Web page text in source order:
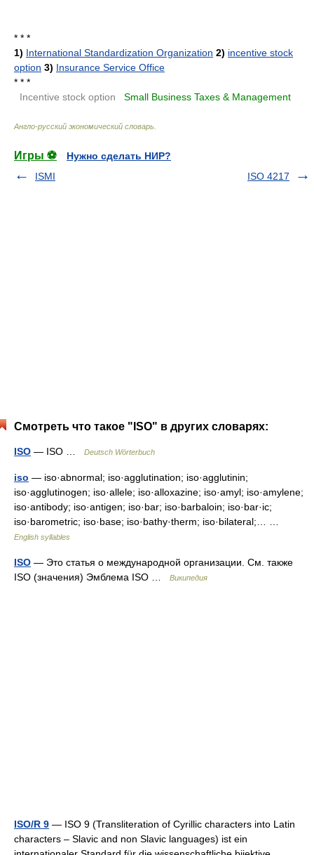
* * *
1) International Standardization Organization 2) incentive stock
option 3) Insurance Service Office
* * *
Incentive stock option Small Business Taxes & Management
Англо-русский экономический словарь
Игры ⚽
Нужно сделать НИР?
ISMI
ISO 4217
Смотреть что такое "ISO" в других словарях:
ISO — ISO … Deutsch Wörterbuch
iso — iso·abnormal; iso·agglutination; iso·agglutinin;
iso·agglutinogen; iso·allele; iso·alloxazine; iso·amyl; iso·amylene;
iso·antibody; iso·antigen; iso·bar; iso·barbaloin; iso·bar·ic;
iso·barometric; iso·base; iso·bathy·therm; iso·bilateral;… …
English syllables
ISO — Это статья о международной организации. См. также
ISO (значения) Эмблема ISO …
Википедия
ISO/R 9 — ISO 9 (Transliteration of Cyrillic characters into Latin
characters – Slavic and non Slavic languages) ist ein